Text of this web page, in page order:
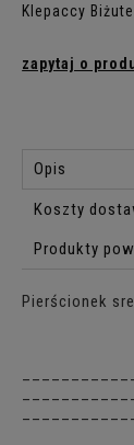
Klepaccy
zapytaj o
Opis
Koszty
Cena nie
Produkty
Pierścionek